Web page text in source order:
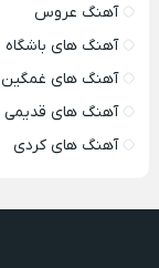
آهنگ عروس
آهنگ های باشگاه
آهنگ های غمگین
آهنگ های قدیمی
آهنگ های کردی